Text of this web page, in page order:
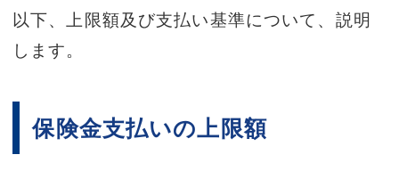
以下、上限額及び支払い基準について、説明
します。
保険金支払いの上限額